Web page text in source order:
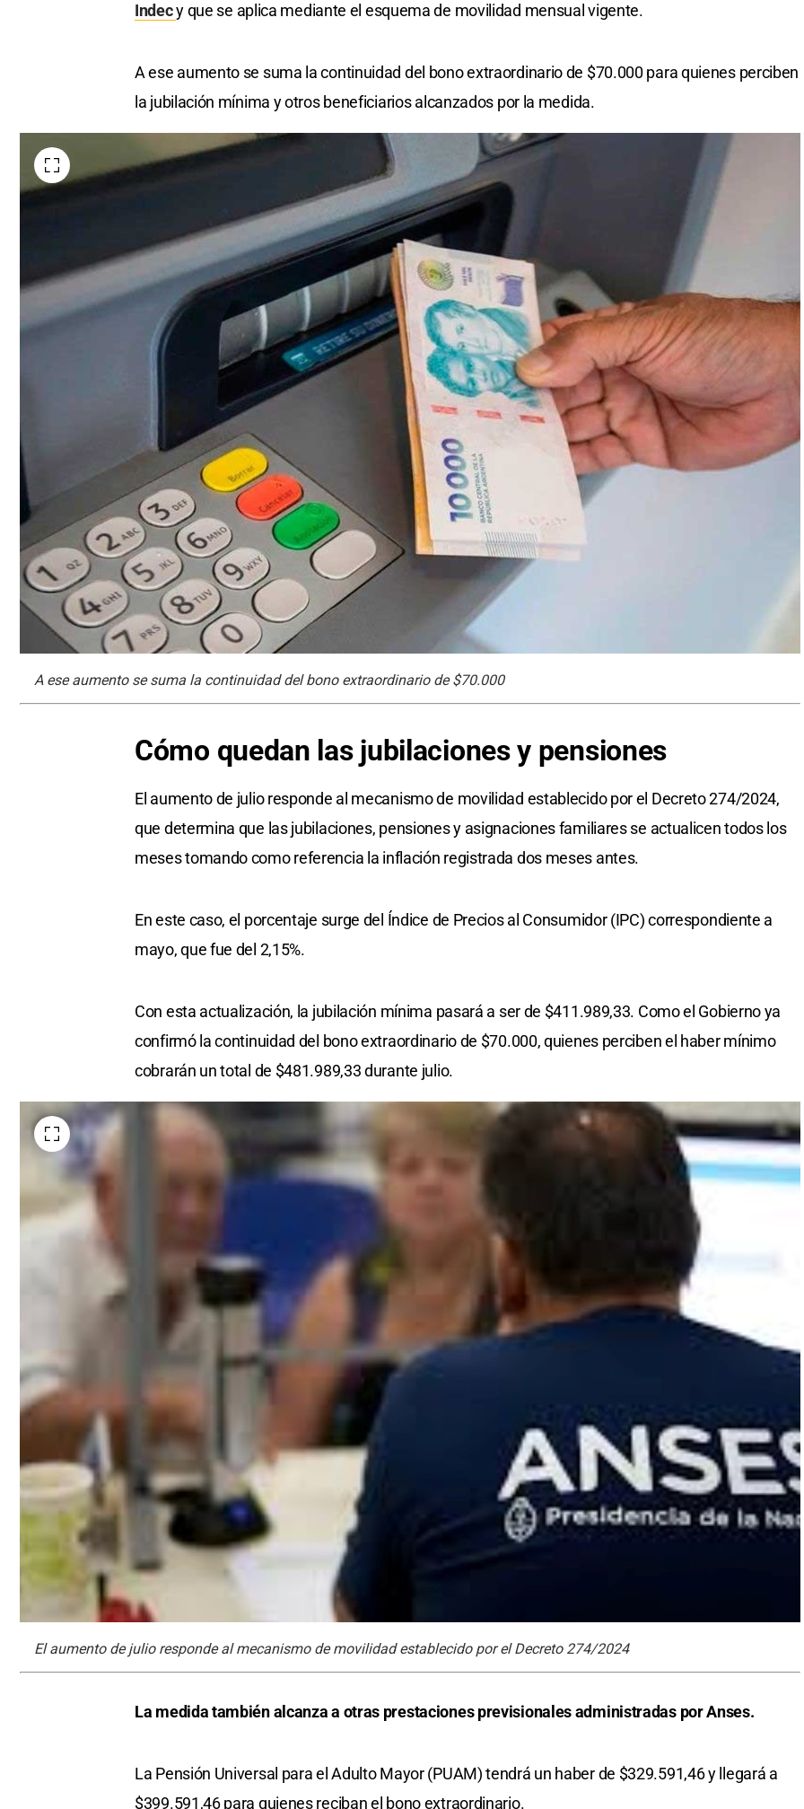
Indecy que se aplica mediante el esquema de movilidad mensual vigente.
A ese aumento se suma la continuidad del bono extraordinario de $70.000 para quienes perciben
la jubilación mínima y otros beneficiarios alcanzados por la medida.
A ese aumento se suma la continuidad del bono extraordinario de $70.000
Cómo quedan las jubilaciones y pensiones
El aumento de julio responde al mecanismo de movilidad establecido por el Decreto 274/2024,
que determina que las jubilaciones, pensiones y asignaciones familiares se actualicen todos los
meses tomando como referencia la inflación registrada dos meses antes.
En este caso, el porcentaje surge del Índice de Precios al Consumidor (IPC) correspondiente a
mayo, que fue del 2,15%.
Con esta actualización, la jubilación mínima pasará a ser de $411.989,33. Como el Gobierno ya
confirmó la continuidad del bono extraordinario de $70.000, quienes perciben el haber mínimo
cobrarán un total de $481.989,33 durante julio.
El aumento de julio responde al mecanismo de movilidad establecido por el Decreto 274/2024
La medida también alcanza a otras prestaciones previsionales administradas por Anses.
La Pensión Universal para el Adulto Mayor (PUAM) tendrá un haber de $329.591,46 y llegará a
$399.591,46 para quienes reciban el bono extraordinario.